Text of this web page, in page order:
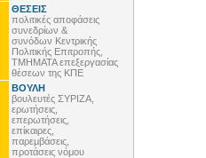
ΘΕΣΕΙΣ
πολιτικές αποφάσεις
συνεδρίων &
συνόδων Κεντρικής
Πολιτικής Επιτροπής,
ΤΜΗΜΑΤΑ επεξεργασίας
θέσεων της ΚΠΕ
ΒΟΥΛΗ
βουλευτές ΣΥΡΙΖΑ,
ερωτήσεις,
επερωτήσεις,
επίκαιρες,
παρεμβάσεις,
προτάσεις νόμου